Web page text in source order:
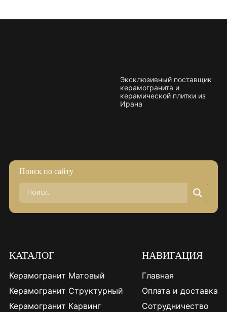
Эксклюзивный поставщик
керамогранита и
керамической плитки из
Ирана
Поиск по сайту
КАТАЛОГ
Керамогранит Матовый
Керамогранит Структурный
Керамогранит Карвинг
НАВИГАЦИЯ
Главная
Оплата и доставка
Сотрудничество